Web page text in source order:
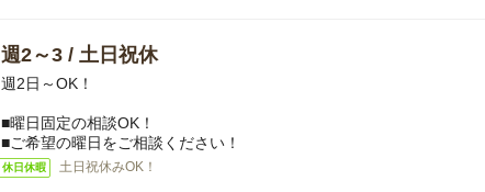
週2～3 / 土日祝休
週2日～OK！
■曜日固定の相談OK！
■ご希望の曜日をご相談ください！
休日休暇 土日祝休みOK！